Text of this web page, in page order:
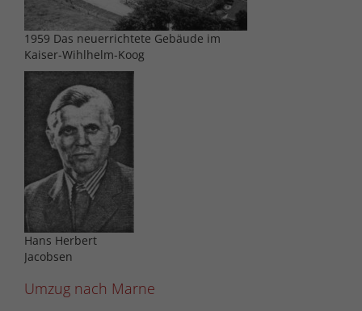
1959 Das neuerrichtete Gebäude im
Kaiser-Wihlhelm-Koog
Hans Herbert
Jacobsen
Umzug nach Marne